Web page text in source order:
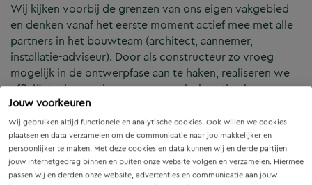
Jouw voorkeuren
Wij gebruiken altijd functionele en analytische cookies. Ook willen we cookies
plaatsen en data verzamelen om de communicatie naar jou makkelijker en
persoonlijker te maken. Met deze cookies en data kunnen wij en derde partijen
jouw internetgedrag binnen en buiten onze website volgen en verzamelen. Hiermee
passen wij en derden onze website, advertenties en communicatie aan jouw
Wij kijken voorbij de grenzen van ons eigen vakgebied
en denken vanaf het eerste moment actief mee met alle
partners in het bouwteam (architect, aannemer,
installatie-adviseur). Door als constructeur zo vroeg
mogelijk in de ontwerpfase aan te haken, realiseren we
efficiënte, innovatieve en economisch optimale
constructies — voor zowel nieuwbouw als renovatie.
Onze Expertises en Activiteiten
B&Z Bouwtechniek verzorgt het volledige constructieve